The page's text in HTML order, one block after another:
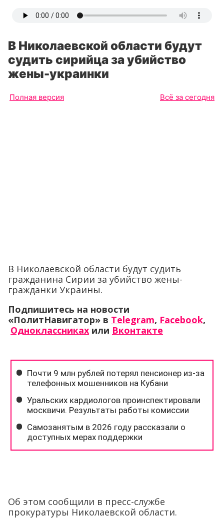
В Николаевской области будут
судить сирийца за убийство
жены-украинки
Полная версия Всё за сегодня
В Николаевской области будут судить
гражданина Сирии за убийство жены-
гражданки Украины.
Подпишитесь на новости
«ПолитНавигатор» в Telegram, Facebook,
Одноклассниках или Вконтакте
Об этом сообщили в пресс-службе
прокуратуры Николаевской области.